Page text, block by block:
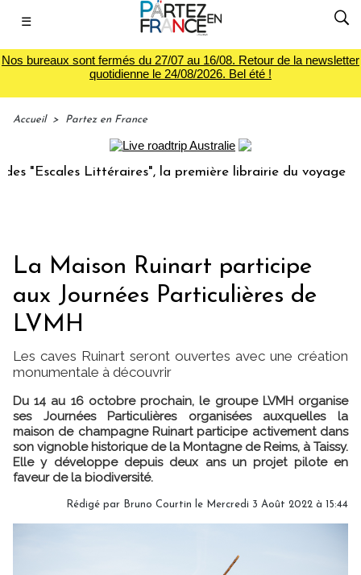
☰
Nos bureaux sont fermés du 27/07 au 16/08. Retour de la newsletter
quotidienne le 24/08/2026. Bel été !
Accueil > Partez en France
Littéraires", la première librairie du voyage Le
La Maison Ruinart participe
aux Journées Particulières de
LVMH
Les caves Ruinart seront ouvertes avec une création
monumentale à découvrir
Du 14 au 16 octobre prochain, le groupe LVMH organise
ses Journées Particulières organisées auxquelles la
maison de champagne Ruinart participe activement dans
son vignoble historique de la Montagne de Reims, à Taissy.
Elle y développe depuis deux ans un projet pilote en
faveur de la biodiversité.
Rédigé par Bruno Courtin le Mercredi 3 Août 2022 à 15:44